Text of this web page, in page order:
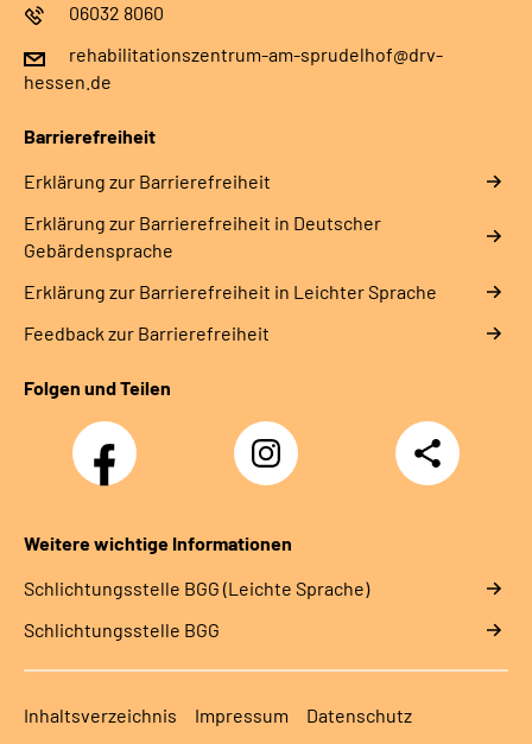
06032 8060
rehabilitationszentrum-am-sprudelhof@drv-
hessen.de
Barrierefreiheit
Erklärung zur Barrierefreiheit
Erklärung zur Barrierefreiheit in Deutscher
Gebärdensprache
Erklärung zur Barrierefreiheit in Leichter Sprache
Feedback zur Barrierefreiheit
Folgen und Teilen
Facebook-
Kanal
des
Sprudelhof
Instagram-
Kanal
des
Sprudelhof
Teilen
Weitere wichtige Informationen
Schlich­tungs­stel­le BGG (Leichte Sprache)
Schlich­tungs­stel­le BGG
Inhaltsverzeichnis Impressum Datenschutz